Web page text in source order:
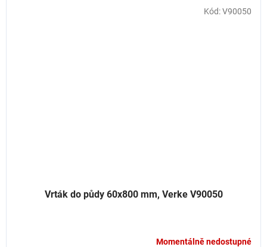
Vrták do půdy 60x800 mm, Verke V90050
Momentálně nedostupné
Kód:V90050